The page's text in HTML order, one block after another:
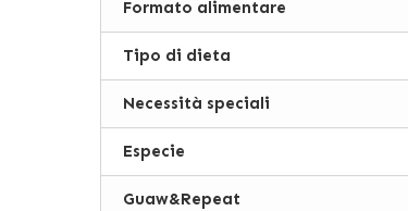
Formato alimentare
Tipo di dieta
Necessità speciali
Especie
Guaw&Repeat